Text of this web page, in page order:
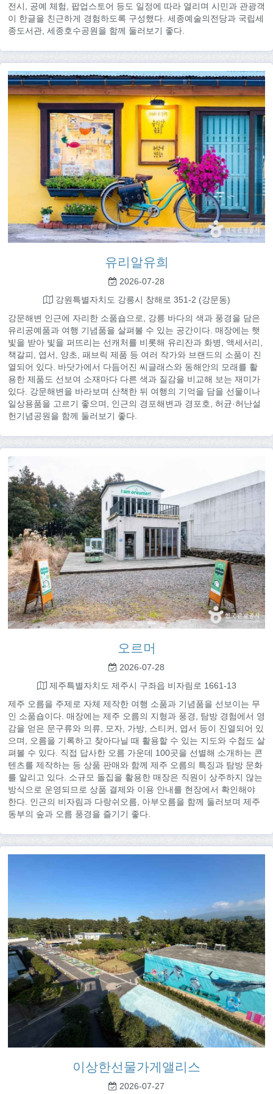
전시, 공예 체험, 팝업스토어 등도 일정에 따라 열리며 시민과 관광객
이 한글을 친근하게 경험하도록 구성했다. 세종예술의전당과 국립세
종도서관, 세종호수공원을 함께 둘러보기 좋다.
유리알유희
2026-07-28
강원특별자치도 강릉시 창해로 351-2 (강문동)
강문해변 인근에 자리한 소품숍으로, 강릉 바다의 색과 풍경을 담은
유리공예품과 여행 기념품을 살펴볼 수 있는 공간이다. 매장에는 햇
빛을 받아 빛을 퍼뜨리는 선캐처를 비롯해 유리잔과 화병, 액세서리,
책갈피, 엽서, 양초, 패브릭 제품 등 여러 작가와 브랜드의 소품이 진
열되어 있다. 바닷가에서 다듬어진 씨글래스와 동해안의 모래를 활
용한 제품도 선보여 소재마다 다른 색과 질감을 비교해 보는 재미가
있다. 강문해변을 바라보며 산책한 뒤 여행의 기억을 담을 선물이나
일상용품을 고르기 좋으며, 인근의 경포해변과 경포호, 허균·허난설
헌기념공원을 함께 둘러보기 좋다.
오르머
2026-07-28
제주특별자치도 제주시 구좌읍 비자림로 1661-13
제주 오름을 주제로 자체 제작한 여행 소품과 기념품을 선보이는 무
인 소품숍이다. 매장에는 제주 오름의 지형과 풍경, 탐방 경험에서 영
감을 얻은 문구류와 의류, 모자, 가방, 스티커, 엽서 등이 진열되어 있
으며, 오름을 기록하고 찾아다닐 때 활용할 수 있는 지도와 수첩도 살
펴볼 수 있다. 직접 답사한 오름 가운데 100곳을 선별해 소개하는 콘
텐츠를 제작하는 등 상품 판매와 함께 제주 오름의 특징과 탐방 문화
를 알리고 있다. 소규모 돌집을 활용한 매장은 직원이 상주하지 않는
방식으로 운영되므로 상품 결제와 이용 안내를 현장에서 확인해야
한다. 인근의 비자림과 다랑쉬오름, 아부오름을 함께 둘러보며 제주
동부의 숲과 오름 풍경을 즐기기 좋다.
이상한선물가게앨리스
2026-07-27